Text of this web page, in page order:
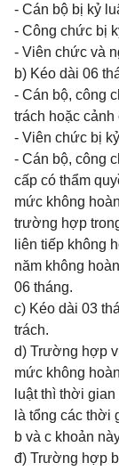
- Cán bộ bị kỷ
- Công chức bị
- Viên chức và
b) Kéo dài 06
- Cán bộ, công
trách hoặc cảnh
- Viên chức bị
- Cán bộ, công
cấp có thẩm
mức không
trường hợp
liên tiếp không
năm không
06 tháng.
c) Kéo dài 03
trách.
d) Trường hợp
mức không
luật thì thời
là tổng các thời
b và c khoản
đ) Trường hợp